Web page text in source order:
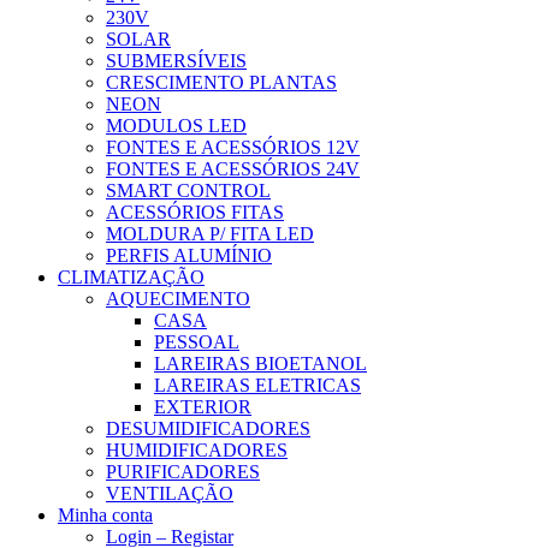
230V
SOLAR
SUBMERSÍVEIS
CRESCIMENTO PLANTAS
NEON
MODULOS LED
FONTES E ACESSÓRIOS 12V
FONTES E ACESSÓRIOS 24V
SMART CONTROL
ACESSÓRIOS FITAS
MOLDURA P/ FITA LED
PERFIS ALUMÍNIO
CLIMATIZAÇÃO
AQUECIMENTO
CASA
PESSOAL
LAREIRAS BIOETANOL
LAREIRAS ELETRICAS
EXTERIOR
DESUMIDIFICADORES
HUMIDIFICADORES
PURIFICADORES
VENTILAÇÃO
Minha conta
Login – Registar